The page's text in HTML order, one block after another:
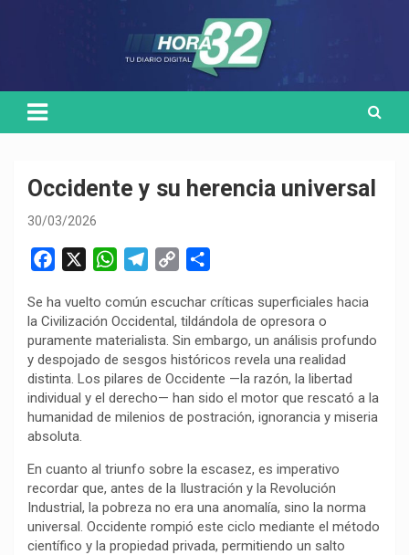
Occidente y su herencia universal
30/03/2026
c
e
b
o
o
k
W
a
t
s
A
p
p
l
e
g
r
a
m
p
y
L
i
n
k
m
p
a
r
t
i
Se ha vuelto común escuchar críticas superficiales hacia
la Civilización Occidental, tildándola de opresora o
puramente materialista. Sin embargo, un análisis profundo
y despojado de sesgos históricos revela una realidad
distinta. Los pilares de Occidente —la razón, la libertad
individual y el derecho— han sido el motor que rescató a la
humanidad de milenios de postración, ignorancia y miseria
absoluta.
En cuanto al triunfo sobre la escasez, es imperativo
recordar que, antes de la Ilustración y la Revolución
Industrial, la pobreza no era una anomalía, sino la norma
universal. Occidente rompió este ciclo mediante el método
científico y la propiedad privada, permitiendo un salto